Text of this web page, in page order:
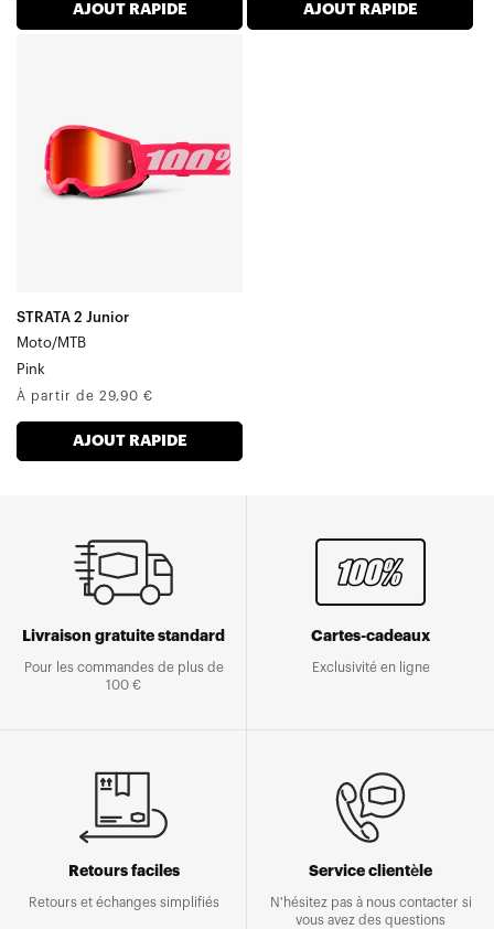
AJOUT RAPIDE AJOUT RAPIDE
Rose
STRATA 2 Junior
Moto/MTB
Pink
Prix
À partir de 29,90 €
AJOUT RAPIDE
Livraison gratuite standard
Pour les commandes de plus de
100 €
Cartes-cadeaux
Exclusivité en ligne
Retours faciles
Retours et échanges simplifiés
Service clientèle
N'hésitez pas à nous contacter si
vous avez des questions